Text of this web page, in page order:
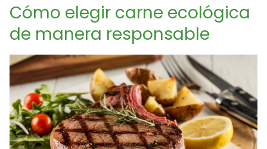
Cómo elegir carne ecológica
de manera responsable